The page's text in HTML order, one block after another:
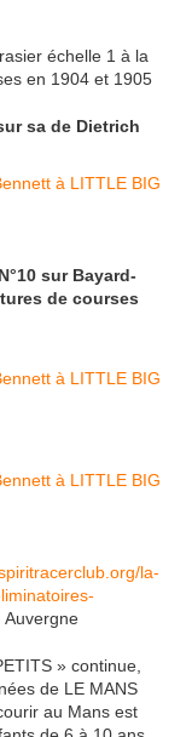
échelle 1 à la
en 1904 et 1905
sa de Dietrich
sur Bayard-
de courses
la-
Auvergne
» continue,
de LE MANS
au Mans est